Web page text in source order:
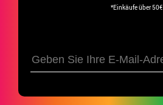
*Einkäufe über 50€